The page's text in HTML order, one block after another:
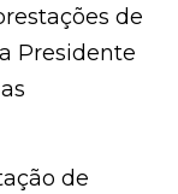
de
Presidente
de